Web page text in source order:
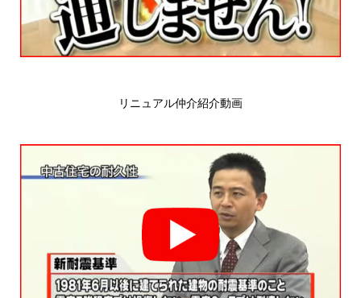
リニュアル仲介紹介動画